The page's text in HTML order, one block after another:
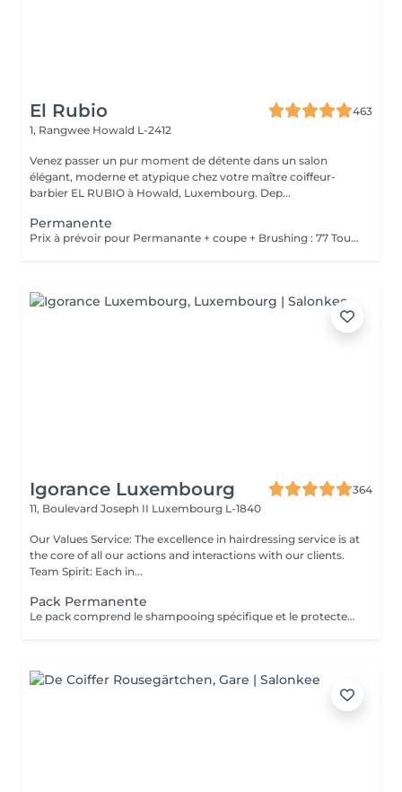
El Rubio
463
1, Rangwee Howald L-2412
Venez passer un pur moment de détente dans un salon
élégant, moderne et atypique chez votre maître coiffeur-
barbier EL RUBIO à Howald, Luxembourg. Dep...
Permanente
Prix à prévoir pour Permanante + coupe + Brushing : 77 Tous ces produits sont compris dans le prix : Mousse, Laque, Gel, Soin démêlant, Shampoing spécifique. Tous les produits que nous utilisons sont des produits de qualité professionnelle.
Igorance Luxembourg
364
11, Boulevard Joseph II Luxembourg L-1840
Our Values Service: The excellence in hairdressing service is at
the core of all our actions and interactions with our clients.
Team Spirit: Each in...
Pack Permanente
Le pack comprend le shampooing spécifique et le protecteur REDKEN , la permanente avec les produits LOREAL PROFESSIONNEL , le conditionneur REDKEN , le séchage et les produits de styling REDKEN Option Coupe : la coupe IGORANCE (finition sur cheveux secs), le séchage et les produits de styling REDKEN. * Tarifs à titre indicatifs à confirmer après la consultation personnalisée établit auprès de votre coiffeur/stylist/spécialiste * La direction se réserve le droit d’apporter des modifications pour le bon fonctionnement du salon